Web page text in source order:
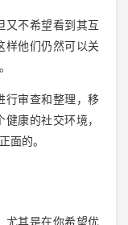
又不希望看到其互
样他们仍然可以关
行审查和整理，移
康的社交环境，
面的。
尤其是在你希望优